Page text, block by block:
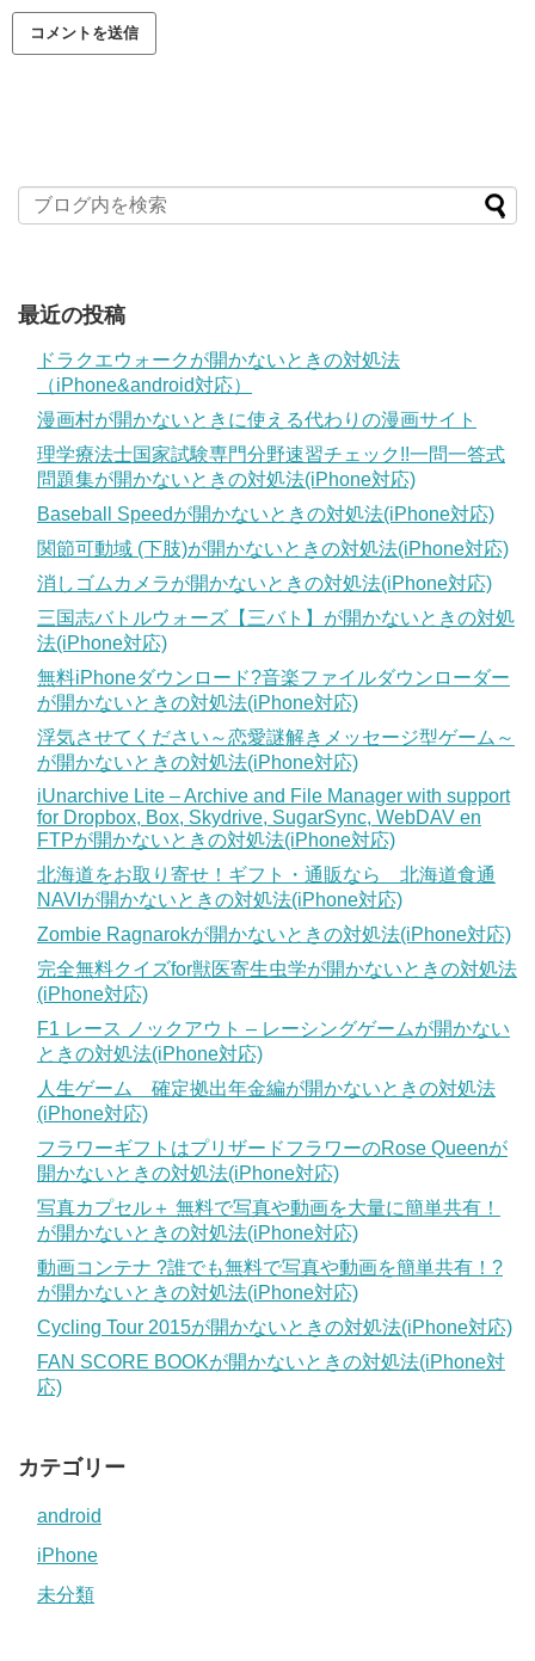
最近の投稿
ドラクエウォークが開かないときの対処法
（iPhone&android対応）
漫画村が開かないときに使える代わりの漫画サイト
理学療法士国家試験専門分野速習チェック!!一問一答式
問題集が開かないときの対処法(iPhone対応)
Baseball Speedが開かないときの対処法(iPhone対応)
関節可動域 (下肢)が開かないときの対処法(iPhone対応)
消しゴムカメラが開かないときの対処法(iPhone対応)
三国志バトルウォーズ【三バト】が開かないときの対処
法(iPhone対応)
無料iPhoneダウンロード?音楽ファイルダウンローダー
が開かないときの対処法(iPhone対応)
浮気させてください～恋愛謎解きメッセージ型ゲーム～
が開かないときの対処法(iPhone対応)
iUnarchive Lite – Archive and File Manager with support
for Dropbox, Box, Skydrive, SugarSync, WebDAV en
FTPが開かないときの対処法(iPhone対応)
北海道をお取り寄せ！ギフト・通販なら 北海道食通
NAVIが開かないときの対処法(iPhone対応)
Zombie Ragnarokが開かないときの対処法(iPhone対応)
完全無料クイズfor獣医寄生虫学が開かないときの対処法
(iPhone対応)
F1 レース ノックアウト – レーシングゲームが開かない
ときの対処法(iPhone対応)
人生ゲーム 確定拠出年金編が開かないときの対処法
(iPhone対応)
フラワーギフトはプリザードフラワーのRose Queenが
開かないときの対処法(iPhone対応)
写真カプセル＋ 無料で写真や動画を大量に簡単共有！
が開かないときの対処法(iPhone対応)
動画コンテナ ?誰でも無料で写真や動画を簡単共有！?
が開かないときの対処法(iPhone対応)
Cycling Tour 2015が開かないときの対処法(iPhone対応)
FAN SCORE BOOKが開かないときの対処法(iPhone対
応)
カテゴリー
android
iPhone
未分類